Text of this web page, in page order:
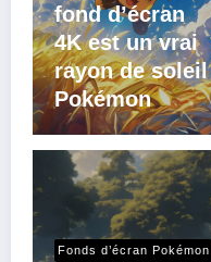
fond d’écran
4K est un vrai
rayon de soleil
Pokémon
Fonds d’écran Pokémon